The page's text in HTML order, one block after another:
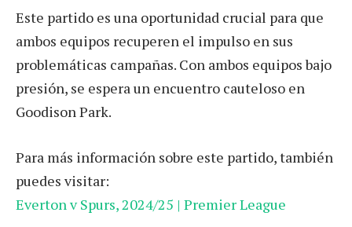
Este partido es una oportunidad crucial para que
ambos equipos recuperen el impulso en sus
problemáticas campañas. Con ambos equipos bajo
presión, se espera un encuentro cauteloso en
Goodison Park.
Para más información sobre este partido, también
puedes visitar:
Everton v Spurs, 2024/25 | Premier League